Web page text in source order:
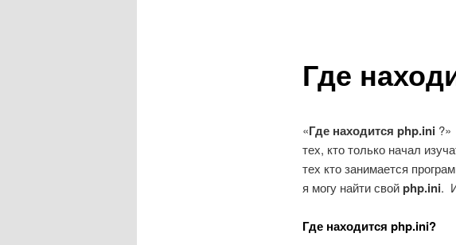
Где
«Где находится php.ini?»
тех, кто только начал
тех кто занимается
я могу найти свойphp.ini.
Где находится php.ini?